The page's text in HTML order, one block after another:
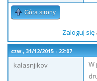
Góra strony
Zaloguj się
czw., 31/12/2015 - 22:07
kalasnjikov
W